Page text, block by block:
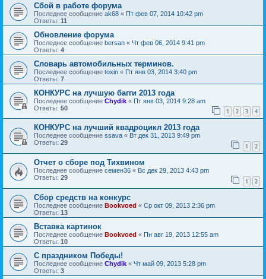
Сбой в работе форума
Последнее сообщение ak68 « Пт фев 07, 2014 10:42 pm
Ответы: 11
Обновление форума
Последнее сообщение bersan « Чт фев 06, 2014 9:41 pm
Ответы: 4
Словарь автомобильных терминов.
Последнее сообщение toxin « Пт янв 03, 2014 3:40 pm
Ответы: 7
КОНКУРС на лучшую багги 2013 года
Последнее сообщение Chydik « Пт янв 03, 2014 9:28 am
Ответы: 50 1 2 3 4
КОНКУРС на лучший квадроцикл 2013 года
Последнее сообщение ssava « Вт дек 31, 2013 9:49 pm
Ответы: 29 1 2
Отчет о сборе под Тихвином
Последнее сообщение семен36 « Вс дек 29, 2013 4:43 pm
Ответы: 29 1 2
Сбор средств на конкурс
Последнее сообщение Bookvoed « Ср окт 09, 2013 2:36 pm
Ответы: 13
Вставка картинок
Последнее сообщение Bookvoed « Пн авг 19, 2013 12:55 am
Ответы: 10
С праздником Победы!
Последнее сообщение Chydik « Чт май 09, 2013 5:28 pm
Ответы: 3